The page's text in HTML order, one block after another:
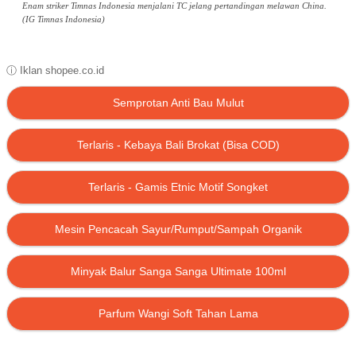
Enam striker Timnas Indonesia menjalani TC jelang pertandingan melawan China.
(IG Timnas Indonesia)
ⓘ Iklan shopee.co.id
Semprotan Anti Bau Mulut
Terlaris - Kebaya Bali Brokat (Bisa COD)
Terlaris - Gamis Etnic Motif Songket
Mesin Pencacah Sayur/Rumput/Sampah Organik
Minyak Balur Sanga Sanga Ultimate 100ml
Parfum Wangi Soft Tahan Lama